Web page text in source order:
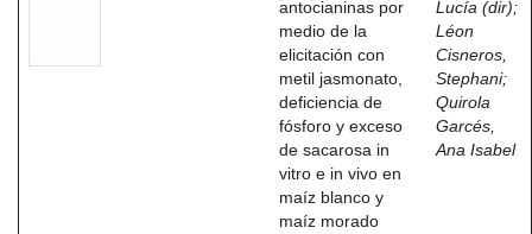
antocianinas por
medio de la
elicitación con
metil jasmonato,
deficiencia de
fósforo y exceso
de sacarosa in
vitro e in vivo en
maíz blanco y
maíz morado
Lucía (dir);
Léon
Cisneros,
Stephani;
Quirola
Garcés,
Ana Isabel